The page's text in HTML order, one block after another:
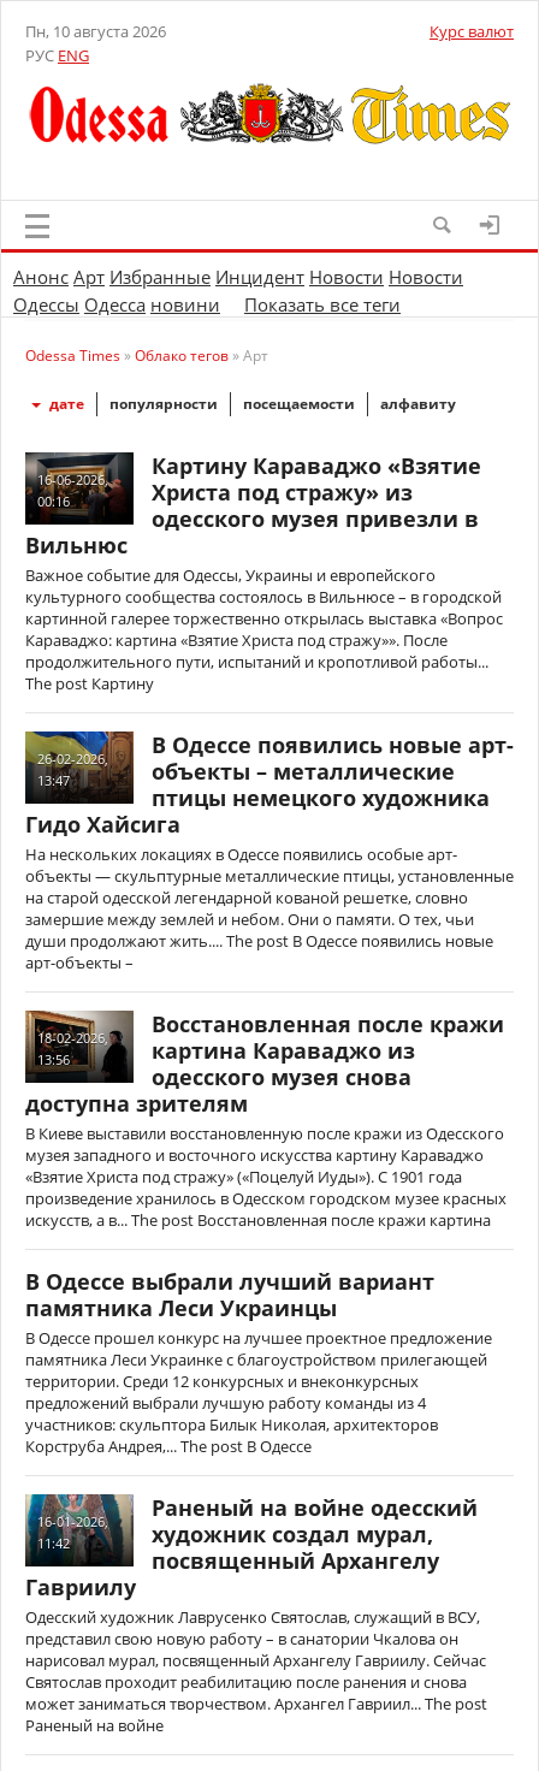
Пн, 10 августа 2026
РУС ENG
Курс валют
Анонс Арт Избранные Инцидент Новости Новости
Одессы Одесса новини Показать все теги
Odessa Times»Облако тегов» Арт
дате популярности посещаемости алфавиту
16-06-2026,
00:16
Картину Караваджо «Взятие
Христа под стражу» из
одесского музея привезли в
Вильнюс
Важное событие для Одессы, Украины и европейского
культурного сообщества состоялось в Вильнюсе – в городской
картинной галерее торжественно открылась выставка «Вопрос
Караваджо: картина «Взятие Христа под стражу»». После
продолжительного пути, испытаний и кропотливой работы...
The post Картину
26-02-2026,
13:47
В Одессе появились новые арт-
объекты – металлические
птицы немецкого художника
Гидо Хайсига
На нескольких локациях в Одессе появились особые арт-
объекты — скульптурные металлические птицы, установленные
на старой одесской легендарной кованой решетке, словно
замершие между землей и небом. Они о памяти. О тех, чьи
души продолжают жить.... The post В Одессе появились новые
арт-объекты –
18-02-2026,
13:56
Восстановленная после кражи
картина Караваджо из
одесского музея снова
доступна зрителям
В Киеве выставили восстановленную после кражи из Одесского
музея западного и восточного искусства картину Караваджо
«Взятие Христа под стражу» («Поцелуй Иуды»). С 1901 года
произведение хранилось в Одесском городском музее красных
искусств, а в... The post Восстановленная после кражи картина
В Одессе выбрали лучший вариант
памятника Леси Украинцы
В Одессе прошел конкурс на лучшее проектное предложение
памятника Леси Украинке с благоустройством прилегающей
территории. Среди 12 конкурсных и внеконкурсных
предложений выбрали лучшую работу команды из 4
участников: скульптора Билык Николая, архитекторов
Корструба Андрея,... The post В Одессе
16-01-2026,
11:42
Раненый на войне одесский
художник создал мурал,
посвященный Архангелу
Гавриилу
Одесский художник Лаврусенко Святослав, служащий в ВСУ,
представил свою новую работу – в санатории Чкалова он
нарисовал мурал, посвященный Архангелу Гавриилу. Сейчас
Святослав проходит реабилитацию после ранения и снова
может заниматься творчеством. Архангел Гавриил... The post
Раненый на войне